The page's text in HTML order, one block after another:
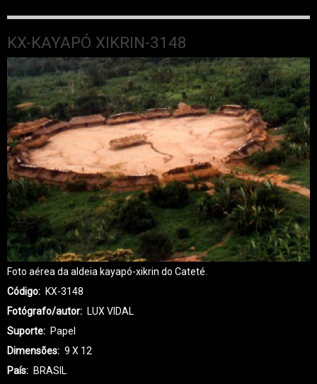
KX-KAYAPÓ XIKRIN-3148
Foto aérea da aldeia kayapó-xikrin do Cateté.
Código
KX-3148
Fotógrafo/autor
LUX VIDAL
Suporte
Papel
Dimensões
9 X 12
País
BRASIL